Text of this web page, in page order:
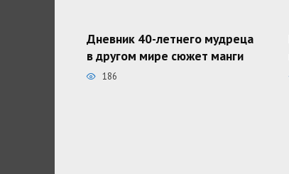
Дневник 40-летнего мудреца
в другом мире сюжет манги
186